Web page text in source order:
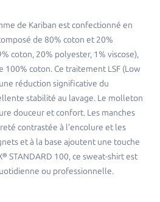
de Kariban est confectionné en
de 80% coton et 20%
coton, 20% polyester, 1% viscose),
100% coton. Ce traitement LSF (Low
réduction significative du
stabilité au lavage. Le molleton
douceur et confort. Les manches
contrastée à l'encolure et les
et à la base ajoutent une touche
STANDARD 100, ce sweat-shirt est
ou professionnelle.​